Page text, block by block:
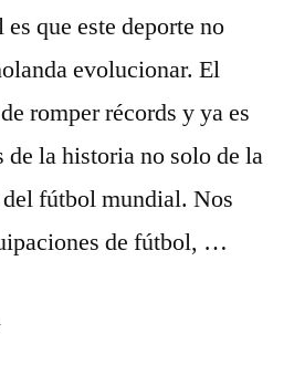
que este deporte no
evolucionar. El
romper récords y ya es
de la historia no solo de la
fútbol mundial. Nos
de fútbol, …